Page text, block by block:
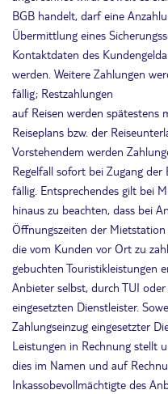
BGB handelt, darf eine
Übermittlung eines
Kontaktdaten des
werden. Weitere Zahlungen
fällig; Restzahlungen
auf Reisen werden spätestens
Reiseplans bzw. der
Vorstehendem werden
Regelfall sofort bei Zugang
fällig. Entsprechendes gilt bei
hinaus zu beachten, dass bei
Öffnungszeiten der
die vom Kunden vor Ort zu
gebuchten Touristikleistungen
Anbieter selbst, durch TUI
eingesetzten Dienstleister.
Zahlungseinzug eingesetzter
Leistungen in Rechnung stellt
dies im Namen und auf
Inkassobevollmächtigte des